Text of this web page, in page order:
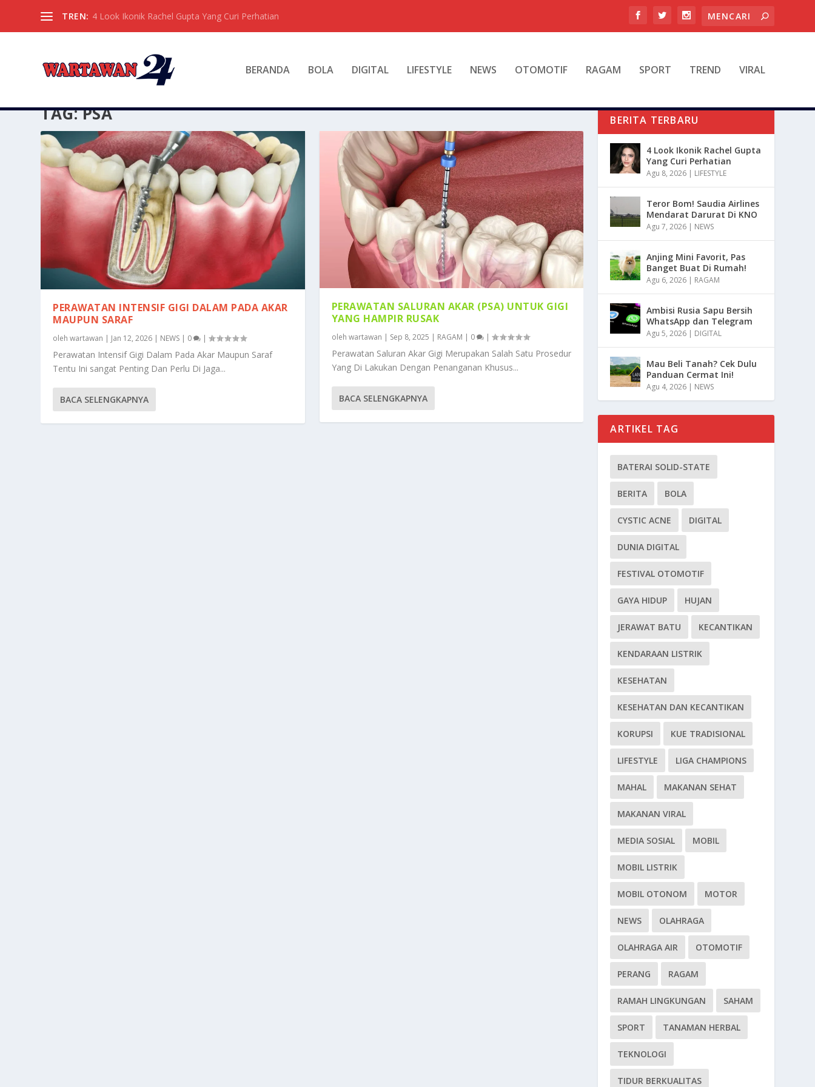
TREN: 4 Look Ikonik Rachel Gupta Yang Curi Perhatian
BERANDA BOLA DIGITAL LIFESTYLE NEWS OTOMOTIF RAGAM SPORT TREND VIRAL
TAG:PSA
PERAWATAN INTENSIF GIGI DALAM PADA AKAR
MAUPUN SARAF
olehwartawan | Jan 12, 2026 | NEWS | 0 |
Perawatan Intensif Gigi Dalam Pada Akar Maupun Saraf
Tentu Ini sangat Penting Dan Perlu Di Jaga...
BACA SELENGKAPNYA
PERAWATAN SALURAN AKAR (PSA) UNTUK GIGI
YANG HAMPIR RUSAK
oleh wartawan Sep 8, 2025 RAGAM 0 |
Perawatan Saluran Akar Gigi Merupakan Salah Satu Prosedur
Yang Di Lakukan Dengan Penanganan Khusus...
BACA SELENGKAPNYA
BERITA TERBARU
4 Look Ikonik Rachel Gupta
Yang Curi Perhatian
Agu 8, 2026 | LIFESTYLE
Teror Bom! Saudia Airlines
Mendarat Darurat Di KNO
Agu 7, 2026 | NEWS
Anjing Mini Favorit, Pas
Banget Buat Di Rumah!
Agu 6, 2026 | RAGAM
Ambisi Rusia Sapu Bersih
WhatsApp dan Telegram
Agu 5, 2026 | DIGITAL
Mau Beli Tanah? Cek Dulu
Panduan Cermat Ini!
Agu 4, 2026 | NEWS
ARTIKEL TAG
BATERAI SOLID-STATE
BERITA BOLA
CYSTIC ACNE DIGITAL
DUNIA DIGITAL
FESTIVAL OTOMOTIF
GAYA HIDUP HUJAN
JERAWAT BATU KECANTIKAN
KENDARAAN LISTRIK
KESEHATAN
KESEHATAN DAN KECANTIKAN
KORUPSI KUE TRADISIONAL
LIFESTYLE LIGA CHAMPIONS
MAHAL MAKANAN SEHAT
MAKANAN VIRAL
MEDIA SOSIAL MOBIL
MOBIL LISTRIK
MOBIL OTONOM MOTOR
NEWS OLAHRAGA
OLAHRAGA AIR OTOMOTIF
PERANG RAGAM
RAMAH LINGKUNGAN SAHAM
SPORT TANAMAN HERBAL
TEKNOLOGI
TIDUR BERKUALITAS